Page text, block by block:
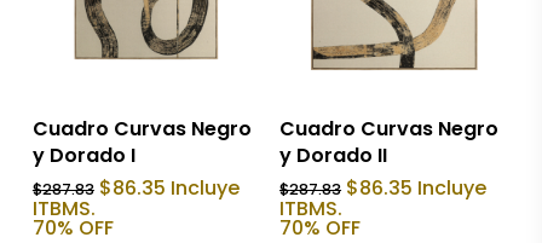
Añadir Al Carrito
Cuadro Curvas Negro
y Dorado I
$287.83 El
original
$86.35El
precio
Incluye
ITBMS.
70% OFF
Añadir Al Carrito
Cuadro Curvas Negro
y Dorado II
$287.83 El
original
$86.35 El
precio
Incluye
ITBMS.
70% OFF